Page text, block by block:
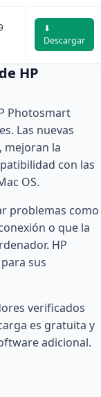
⬇
Descargar
HP
Photosmart
Las nuevas
mejoran la
con las
OS.
problemas como
o que la
HP
sus
verificados
es gratuita y
adicional.